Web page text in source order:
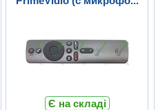
Є на складі